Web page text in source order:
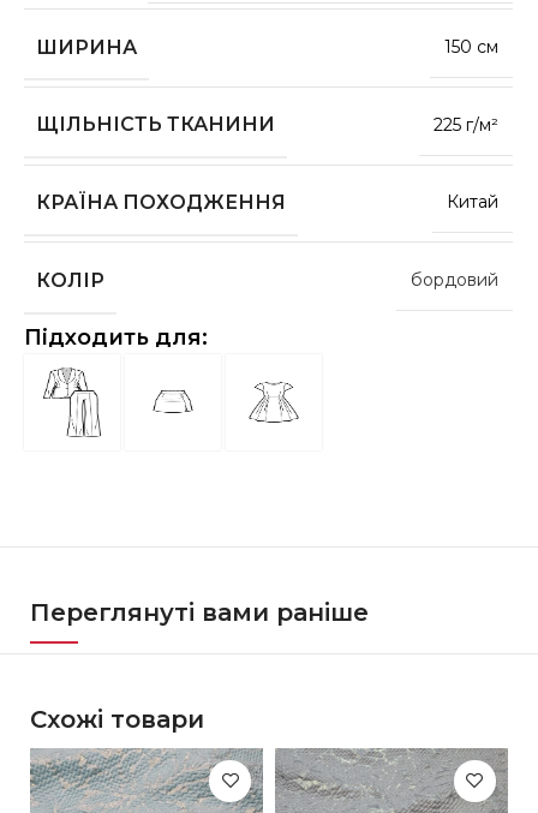
ШИРИНА 150 см
ЩІЛЬНІСТЬ ТКАНИНИ 225 г/м²
КРАЇНА ПОХОДЖЕННЯ Китай
КОЛІР бордовий
Підходить для:
Переглянуті вами раніше
Схожі товари